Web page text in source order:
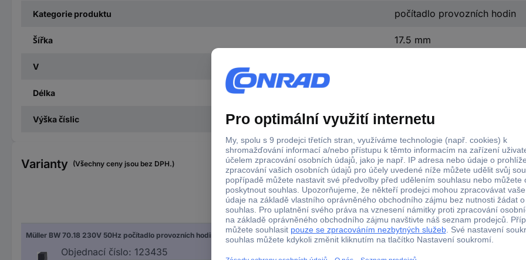
Kategorie produktu počítadlo provozních hodin
Šířka 17.5 mm
V
Délka
Výška číslic 2.6 mm
Varianty (Všechny ceny jsou bez DPH.)
Rozsah počítadla Montážní rozměry
Müller BW 70.18 230V 50Hz počítadlo provozních hodin Válečkové počítadlo
Objednací číslo: 123435
99999.99 17,5 x 45 mm